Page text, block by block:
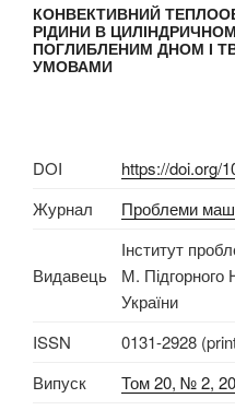
КОНВЕКТИВНИЙ
РІДИНИ В
ПОГЛИБЛЕНИМ ДНОМ І
УМОВАМИ
DOI
https://doi.org/
Журнал
Проблеми
Видавець
Інститут
М. Підгорного
України
ISSN
0131-2928
Випуск
Том 20, № 2,